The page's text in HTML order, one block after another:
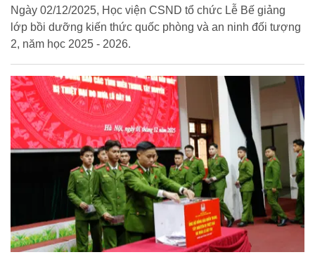
Ngày 02/12/2025, Học viện CSND tổ chức Lễ Bế giảng
lớp bồi dưỡng kiến thức quốc phòng và an ninh đối tượng
2, năm học 2025 - 2026.